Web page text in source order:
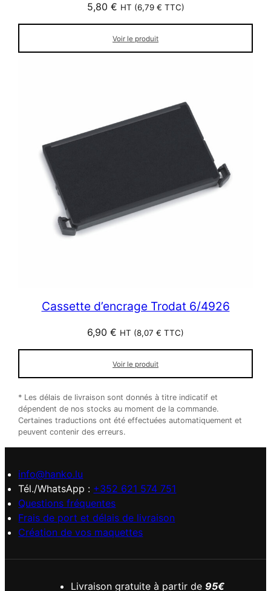
5,80 € HT (6,79 € TTC)
Voir le produit
Cassette d’encrage Trodat 6/4926
6,90 € HT (8,07 € TTC)
Voir le produit
* Les délais de livraison sont donnés à titre indicatif et
dépendent de nos stocks au moment de la commande.
Certaines traductions ont été effectuées automatiquement et
peuvent contenir des erreurs.
info@hanko.lu
Tél./WhatsApp : +352 621 574 751
Questions fréquentes
Frais de port et délais de livraison
Création de vos maquettes
Livraison gratuite à partir de 95€